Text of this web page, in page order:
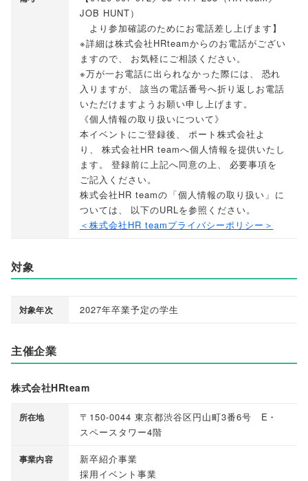
JOB HUNT）
より参加確認のためにお電話差し上げます】
※詳細は株式会社HRteamからのお電話がござい
ますので、 お気軽にご相談ください。
※万が一お電話に出られなかった際には、
恐れ
入りますが、
該当の電話番号へ折り返しお電話
いただけますようお願い申し上げます。
《個人情報の取り扱いについて》
本イベントにご登録後、
ポート株式会社よ
り 、
株式会社HR teamへ個人情報を提供いたし
ます。 登録前に上記へ同意の上、
必要事項を
ご記入ください。
株式会社HR teamの 「個人情報の取り扱い 」 に
ついては、 以下のURLを参照ください。
＜株式会社HR teamプライバシーポリシー＞
対象
対象年次 2027年卒業予定の学生
主催企業
株式会社HRteam
所在地
〒150-0044 東京都渋谷区円山町3番6号 E・
スペースタワー4階
事業内容
新卒紹介事業
採用イベント事業